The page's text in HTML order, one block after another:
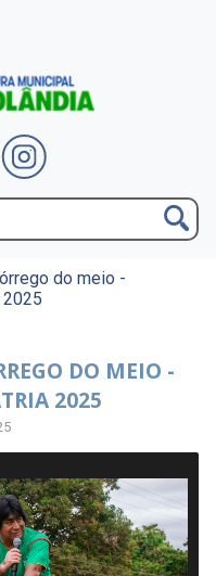
do meio -
2025
DO MEIO -
2025